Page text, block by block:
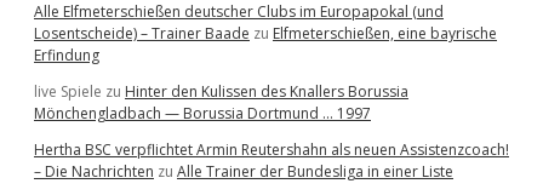
Alle Elfmeterschießen deutscher Clubs im Europapokal (und
Losentscheide) – Trainer Baade zu Elfmeterschießen, eine bayrische
Erfindung
live Spiele zu Hinter den Kulissen des Knallers Borussia
Mönchengladbach — Borussia Dortmund … 1997
Hertha BSC verpflichtet Armin Reutershahn als neuen Assistenzcoach!
– Die Nachrichten zu Alle Trainer der Bundesliga in einer Liste